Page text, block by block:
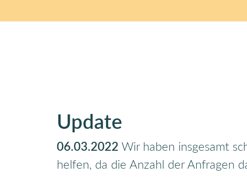
Update
06.03.2022 Wir haben insgesamt
helfen, da die Anzahl der Anfragen